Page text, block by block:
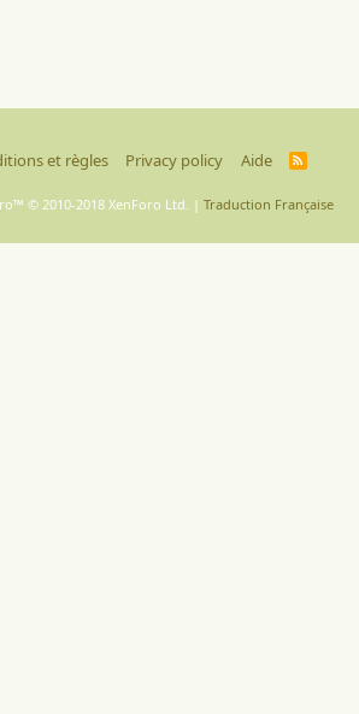
et règles Privacy policy Aide
R
S
© 2010-2018 XenForo Ltd. | Traduction Française